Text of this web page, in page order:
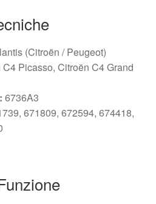
(Citroën / Peugeot)
Picasso, Citroën C4 Grand
6736A3
671809, 672594, 674418,